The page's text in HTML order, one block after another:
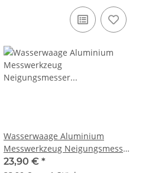
Wasserwaage Aluminium
Messwerkzeug Neigungsmesser
23,90 € *